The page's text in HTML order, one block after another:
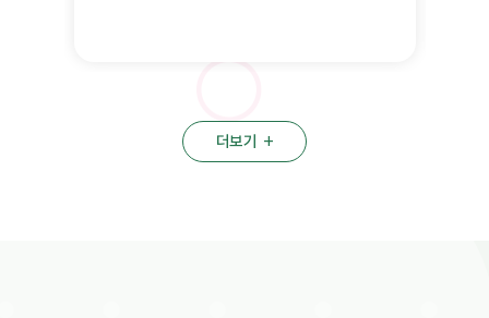
더보기